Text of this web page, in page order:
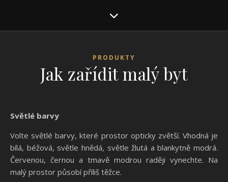
PRODUKTY
Jak zařídit malý byt
Světlé barvy
Volte světlé barvy, které prostor opticky zvětší. Vhodná je
bílá, béžová, světle hnědá, světle žlutá a blankytně modrá.
Červenou, černou a tmavě modrou raději vynechte. Na
malý prostor působí příliš těžce.